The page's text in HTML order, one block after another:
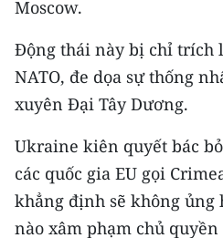
TRI THỨC CHUYÊN SÂU
54 DÂN TỘC VIỆT NAM
MỘT SẢN PHẨM
RADIO
Moscow.
Động thái này bị chỉ trích
NATO, đe dọa sự thống
xuyên Đại Tây Dương.
Ukraine kiên quyết bác
các quốc gia EU gọi
khẳng định sẽ không ủng
nào xâm phạm chủ quyền